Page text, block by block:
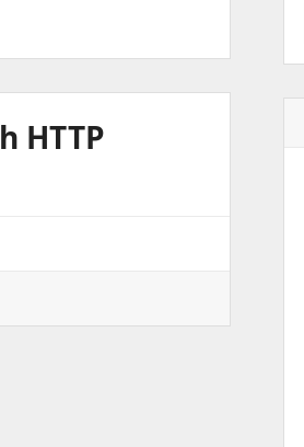
HTTP